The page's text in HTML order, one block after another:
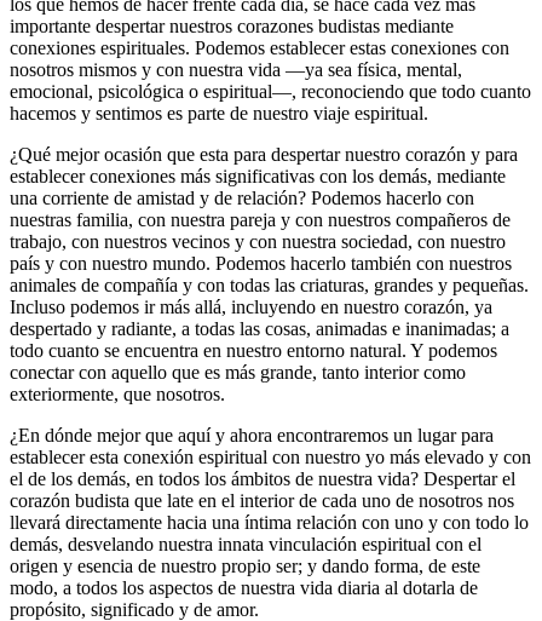
importante despertar nuestros corazones budistas mediante
conexiones espirituales. Podemos establecer estas conexiones con
nosotros mismos y con nuestra vida ―ya sea física, mental,
emocional, psicológica o espiritual―, reconociendo que todo cuanto
hacemos y sentimos es parte de nuestro viaje espiritual.
¿Qué mejor ocasión que esta para despertar nuestro corazón y para
establecer conexiones más significativas con los demás, mediante
una corriente de amistad y de relación? Podemos hacerlo con
nuestras familia, con nuestra pareja y con nuestros compañeros de
trabajo, con nuestros vecinos y con nuestra sociedad, con nuestro
país y con nuestro mundo. Podemos hacerlo también con nuestros
animales de compañía y con todas las criaturas, grandes y pequeñas.
Incluso podemos ir más allá, incluyendo en nuestro corazón, ya
despertado y radiante, a todas las cosas, animadas e inanimadas; a
todo cuanto se encuentra en nuestro entorno natural. Y podemos
conectar con aquello que es más grande, tanto interior como
exteriormente, que nosotros.
¿En dónde mejor que aquí y ahora encontraremos un lugar para
establecer esta conexión espiritual con nuestro yo más elevado y con
el de los demás, en todos los ámbitos de nuestra vida? Despertar el
corazón budista que late en el interior de cada uno de nosotros nos
llevará directamente hacia una íntima relación con uno y con todo lo
demás, desvelando nuestra innata vinculación espiritual con el
origen y esencia de nuestro propio ser; y dando forma, de este
modo, a todos los aspectos de nuestra vida diaria al dotarla de
propósito, significado y de amor.